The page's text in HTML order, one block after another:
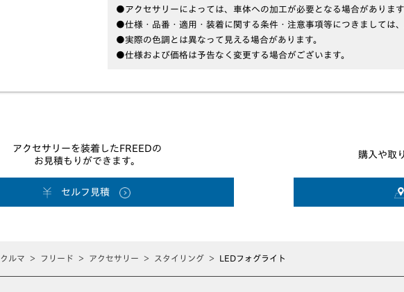
●アクセサリーによっては、車体への加工が必要となる場合があります
●仕様・品番・適用・装着に関する条件・注意事項等につきましては
●実際の色調とは異なって見える場合があります。
●仕様および価格は予告なく変更する場合がございます。
アクセサリーを装着したFREEDの
お見積もりができます。
セルフ見積
購入や取
クルマ フリード アクセサリー スタイリング LEDフォグライト